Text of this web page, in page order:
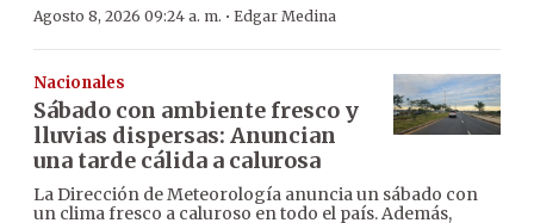
Agosto 8, 2026 09:24 a. m. · Edgar Medina
Nacionales
Sábado con ambiente fresco y
lluvias dispersas: Anuncian
una tarde cálida a calurosa
La Dirección de Meteorología anuncia un sábado con
un clima fresco a caluroso en todo el país. Además,